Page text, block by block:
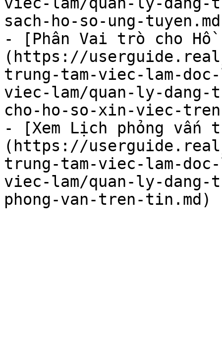
sach-ho-so-ung-
- [Phân Vai trò cho
(https://
trung-tam-viec-lam-
viec-lam/quan-ly-
cho-ho-so-xin-viec-
- [Xem Lịch phỏng vấn
(https://
trung-tam-viec-lam-
viec-lam/quan-ly-